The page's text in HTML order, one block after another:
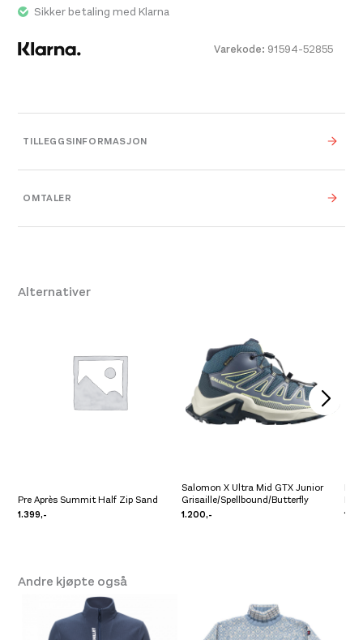
Varekode: 91594-52855
Sikker betaling med Klarna
TILLEGGSINFORMASJON
Leverandør Millet
OMTALER
Alternativer
Pre Après Summit Half Zip Sand
1.399,-
Salomon X Ultra Mid GTX Junior
Grisaille/Spellbound/Butterfly
1.200,-
Pre
Andre kjøpte også